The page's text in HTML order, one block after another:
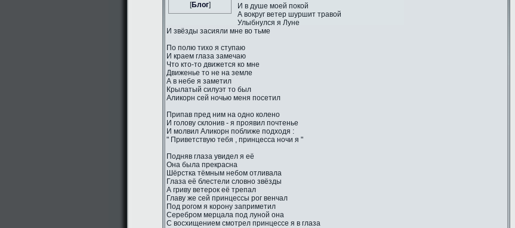
[Блог]
И в душе моей покой
А вокруг ветер шуршит травой
Улыбнулся я Луне
И звёзды засияли мне во тьме
По полю тихо я ступаю
И краем глаза замечаю
Что кто-то движется ко мне
Движенье то не на земле
А в небе я заметил
Крылатый силуэт то был
Аликорн сей ночью меня посетил
Припав пред ним на одно колено
И голову склонив - я проявил почтенье
И молвил Аликорн поближе подходя :
" Приветствую тебя , принцесса ночи я "
Подняв глаза увидел я её
Она была прекрасна
Шёрстка тёмным небом отливала
Глаза её блестели словно звёзды
А гриву ветерок её трепал
Главу же сей принцессы рог венчал
Под рогом я корону заприметил
Серебром мерцала под луной она
С восхищением смотрел принцессе я в глаза